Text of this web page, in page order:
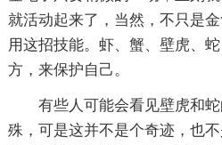
就活动起来了，当然，不只是
用这招技能。虾、蟹、壁虎、
方，来保护自己。
有些人可能会看见壁虎和
殊，可是这并不是个奇迹，也